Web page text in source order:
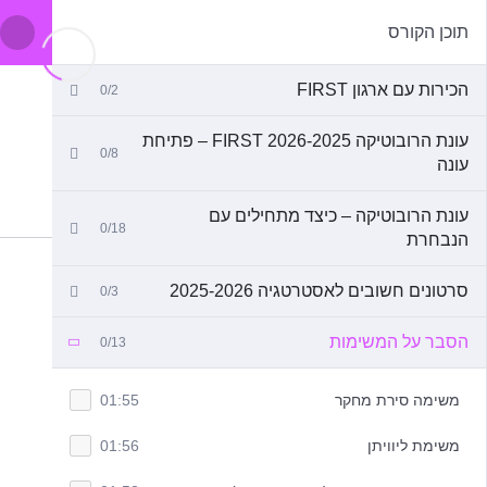
תוכן הקורס
הכירות עם ארגון FIRST 0/2
עונת הרובוטיקה 2026-2025 FIRST – פתיחת
עונה
0/8
עונת הרובוטיקה – כיצד מתחילים עם
הנבחרת
0/18
סרטונים חשובים לאסטרטגיה 2025-2026 0/3
הסבר על המשימות 0/13
משימה סירת מחקר 01:55
משימת ליוויתן 01:56